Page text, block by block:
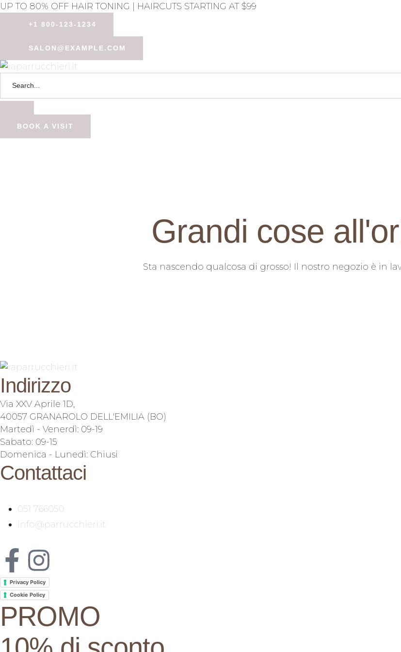
UP TO 80% OFF HAIR TONING | HAIRCUTS STARTING AT $99
+1 800-123-1234
SALON@EXAMPLE.COM
BOOK A VISIT
Grandi cose
Sta nascendo qualcosa di grosso! Il nostro negozio è in
Indirizzo
Via XXV Aprile 1D,
40057 GRANAROLO DELL'EMILIA (BO)
Martedì - Venerdì: 09-19
Sabato: 09-15
Domenica - Lunedì: Chiusi
Contattaci
051 766050
info@parrucchieri.it
Privacy Policy
Cookie Policy
PROMO